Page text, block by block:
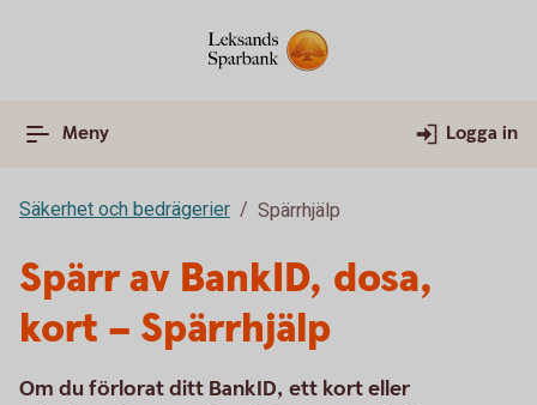
Meny Logga in
Säkerhet och bedrägerier Spärrhjälp
Spärr av BankID, dosa,
kort – Spärrhjälp
Om du förlorat ditt BankID, ett kort eller